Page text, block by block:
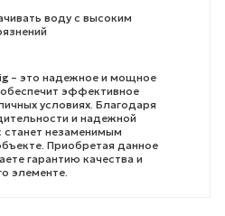
воду с высоким
– это надежное и мощное
эффективное
условиях. Благодаря
и надежной
станет незаменимым
Приобретая данное
гарантию качества и
элементе.